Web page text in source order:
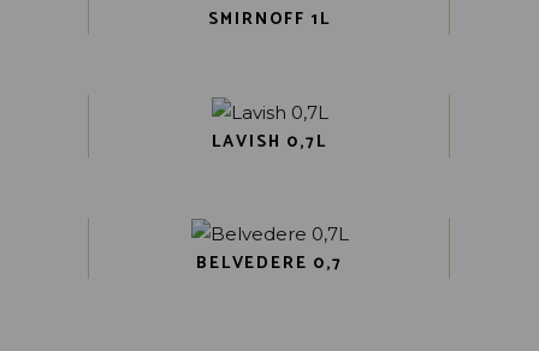
SMIRNOFF 1L
LAVISH 0,7L
BELVEDERE 0,7